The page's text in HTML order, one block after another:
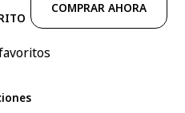
COMPRAR AHORA